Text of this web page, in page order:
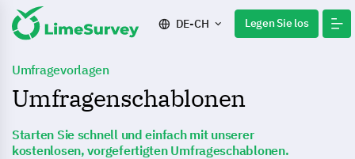
DE-CH Legen Sie los
Umfragevorlagen
Umfragenschablonen
Starten Sie schnell und einfach mit unserer
kostenlosen, vorgefertigten Umfrageschablonen.